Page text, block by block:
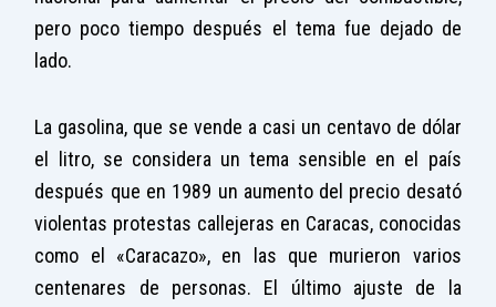
pero poco tiempo después el tema fue dejado de
lado.
La gasolina, que se vende a casi un centavo de dólar
el litro, se considera un tema sensible en el país
después que en 1989 un aumento del precio desató
violentas protestas callejeras en Caracas, conocidas
como el «Caracazo», en las que murieron varios
centenares de personas. El último ajuste de la